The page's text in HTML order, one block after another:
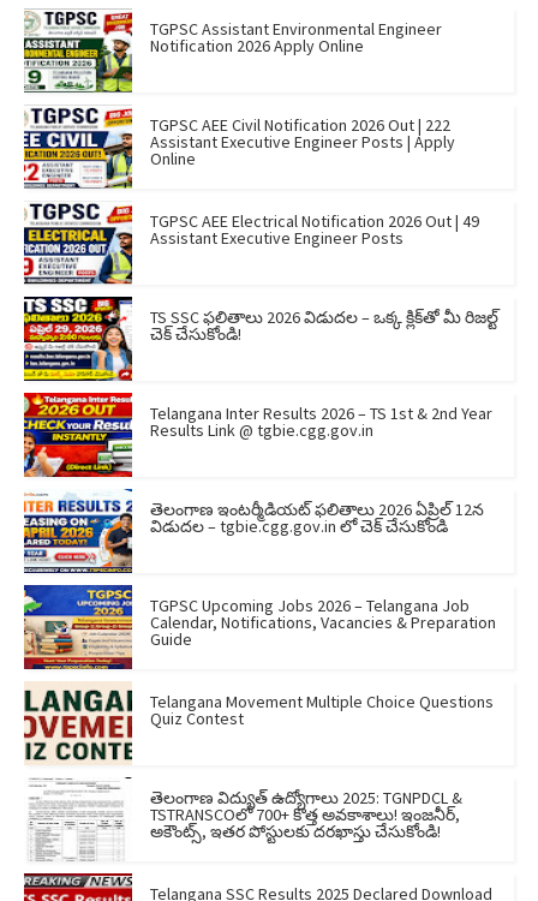
TGPSC Assistant Environmental Engineer
Notification 2026 Apply Online
TGPSC AEE Civil Notification 2026 Out | 222
Assistant Executive Engineer Posts | Apply
Online
TGPSC AEE Electrical Notification 2026 Out | 49
Assistant Executive Engineer Posts
TS SSC ఫలితాలు 2026 విడుదల – ఒక్క క్లిక్‌తో మీ రిజల్ట్
చెక్ చేసుకోండి!
Telangana Inter Results 2026 – TS 1st & 2nd Year
Results Link @ tgbie.cgg.gov.in
తెలంగాణ ఇంటర్మీడియట్ ఫలితాలు 2026 ఏప్రిల్ 12న
విడుదల – tgbie.cgg.gov.in లో చెక్ చేసుకోండి
TGPSC Upcoming Jobs 2026 – Telangana Job
Calendar, Notifications, Vacancies & Preparation
Guide
Telangana Movement Multiple Choice Questions
Quiz Contest
తెలంగాణ విద్యుత్ ఉద్యోగాలు 2025: TGNPDCL &
TSTRANSCOలో 700+ కొత్త అవకాశాలు! ఇంజనీర్,
అకౌంట్స్, ఇతర పోస్టులకు దరఖాస్తు చేసుకోండి!
Telangana SSC Results 2025 Declared Download